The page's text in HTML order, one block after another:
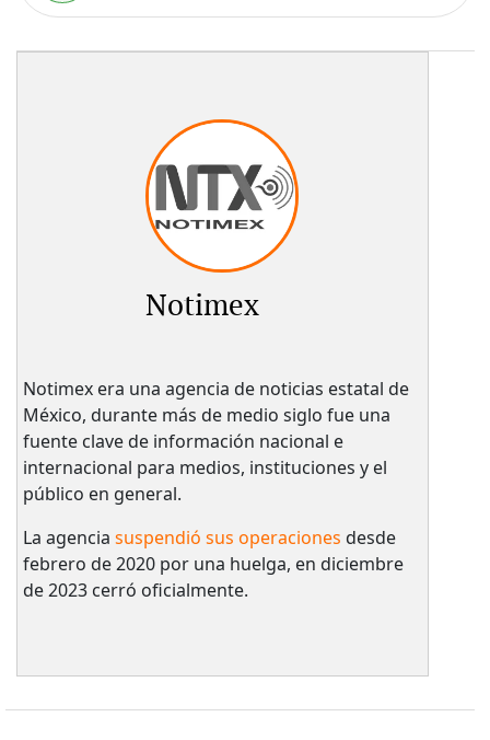
Notimex
Notimex era una agencia de noticias estatal de
México, durante más de medio siglo fue una
fuente clave de información nacional e
internacional para medios, instituciones y el
público en general.
La agencia suspendió sus operaciones desde
febrero de 2020 por una huelga, en diciembre
de 2023 cerró oficialmente.